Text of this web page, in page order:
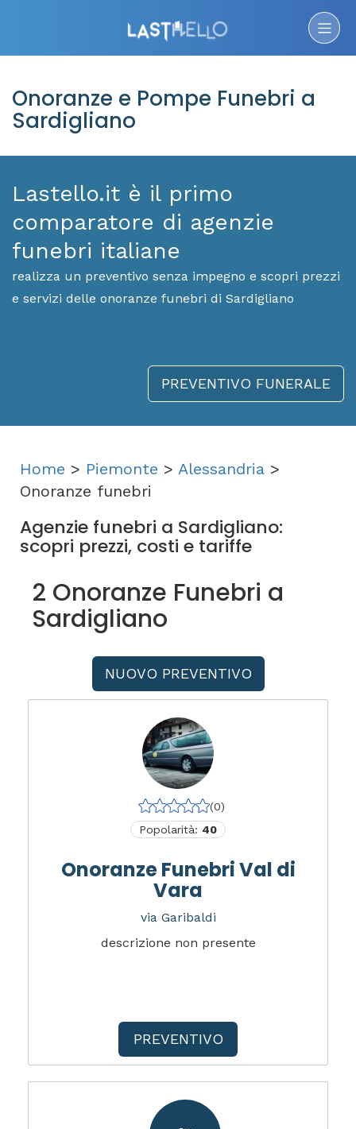
Onoranze e Pompe Funebri a
Sardigliano
Lastello.it è il primo
comparatore di agenzie
funebri italiane
realizza un preventivo senza impegno e scopri prezzi
e servizi delle onoranze funebri di Sardigliano
PREVENTIVO FUNERALE
Home > Piemonte > Alessandria >
Onoranze funebri
Agenzie funebri a Sardigliano:
scopri prezzi, costi e tariffe
2 Onoranze Funebri a
Sardigliano
NUOVO PREVENTIVO
(0)
Popolarità: 40
Onoranze Funebri Val di
Vara
via Garibaldi
descrizione non presente
PREVENTIVO